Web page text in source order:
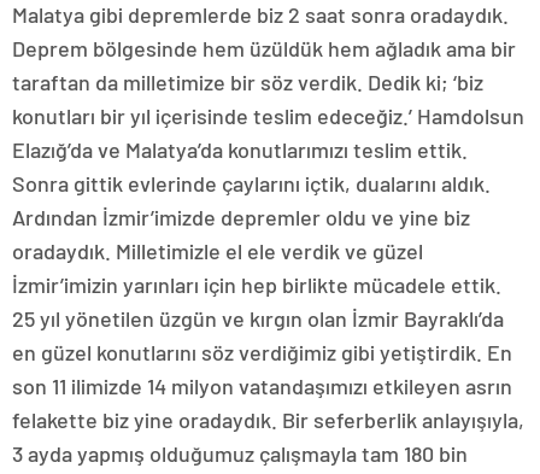
Malatya gibi depremlerde biz 2 saat sonra oradaydık.
Deprem bölgesinde hem üzüldük hem ağladık ama bir
taraftan da milletimize bir söz verdik. Dedik ki; ‘biz
konutları bir yıl içerisinde teslim edeceğiz.’ Hamdolsun
Elazığ’da ve Malatya’da konutlarımızı teslim ettik.
Sonra gittik evlerinde çaylarını içtik, dualarını aldık.
Ardından İzmir’imizde depremler oldu ve yine biz
oradaydık. Milletimizle el ele verdik ve güzel
İzmir’imizin yarınları için hep birlikte mücadele ettik.
25 yıl yönetilen üzgün ve kırgın olan İzmir Bayraklı’da
en güzel konutlarını söz verdiğimiz gibi yetiştirdik. En
son 11 ilimizde 14 milyon vatandaşımızı etkileyen asrın
felakette biz yine oradaydık. Bir seferberlik anlayışıyla,
3 ayda yapmış olduğumuz çalışmayla tam 180 bin